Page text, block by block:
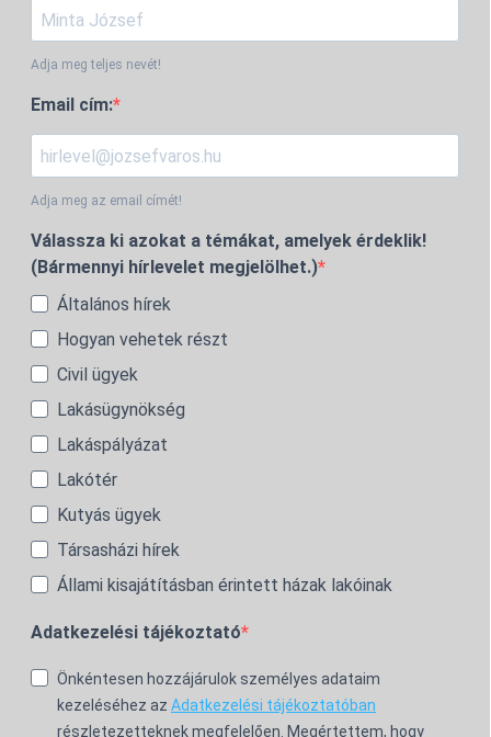
Adja meg teljes nevét!
Email cím:
Adja meg az email címét!
Válassza ki azokat a témákat, amelyek érdeklik!
(Bármennyi hírlevelet megjelölhet.)
Általános hírek
Hogyan vehetek részt
Civil ügyek
Lakásügynökség
Lakáspályázat
Lakótér
Kutyás ügyek
Társasházi hírek
Állami kisajátításban érintett házak lakóinak
Adatkezelési tájékoztató
Önkéntesen hozzájárulok személyes adataim
kezeléséhez az Adatkezelési tájékoztatóban
részletezetteknek megfelelően. Megértettem, hogy